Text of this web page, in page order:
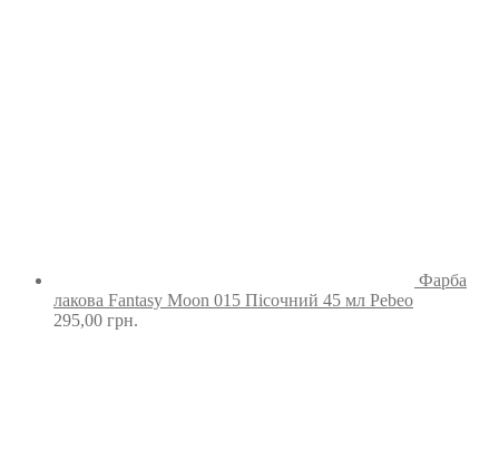
Фарба
лакова Fantasy Moon 015 Пісочний 45 мл Pebeo
295,00 грн.